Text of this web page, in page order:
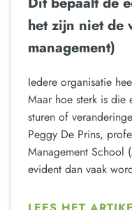
het zijn niet de
management)
Iedere organisatie
Maar hoe sterk is die
sturen of
Peggy De Prins,
Management School
evident dan vaak